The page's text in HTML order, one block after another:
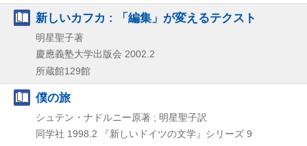
新しいカフカ : 「編集」が変えるテクスト
明星聖子著
慶應義塾大学出版会 2002.2
所蔵館129館
僕の旅
シュテン・ナドルニー原著 ; 明星聖子訳
同学社 1998.2
『新しいドイツの文学』シリーズ 9